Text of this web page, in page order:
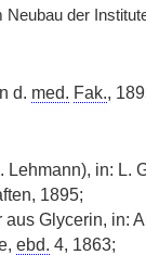
der
d. med. Fak.,
Lehmann), in: L.
1895;
aus Glycerin, in:
ebd. 4, 1863;